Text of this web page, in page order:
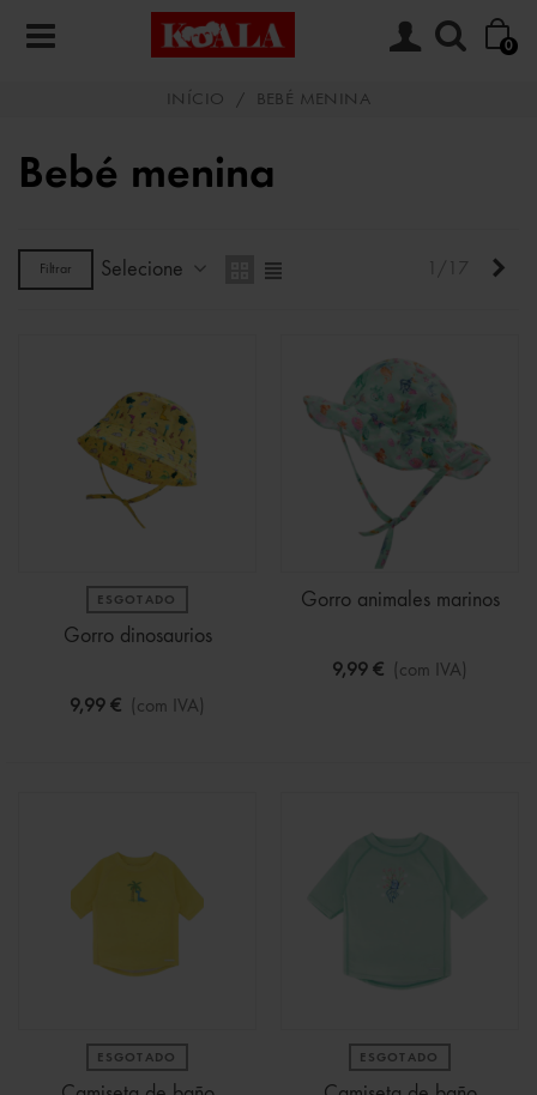
0
INÍCIO / BEBÉ MENINA
Bebé menina
Filtrar Selecione 1/17
ESGOTADO
Gorro dinosaurios
9,99 € (com IVA)
Gorro animales marinos
9,99 € (com IVA)
ESGOTADO ESGOTADO